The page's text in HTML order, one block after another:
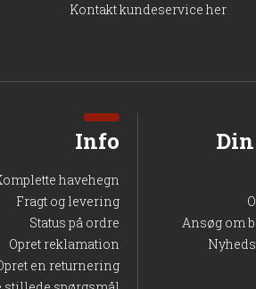
Kontakt kundeservice her
Info
havehegn
Fragt og levering
Status på ordre
Opret reklamation
en returnering
Ansøg om